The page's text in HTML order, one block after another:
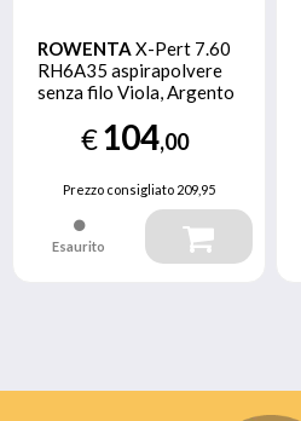
ROWENTA X-Pert 7.60
RH6A35 aspirapolvere
senza filo Viola, Argento
€104,00
Prezzo consigliato209,95
Esaurito